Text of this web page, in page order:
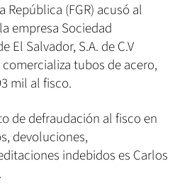
República (FGR) acusó al
empresa Sociedad
El Salvador, S.A. de C.V
tubos de acero,
mil al fisco.
de defraudación al fisco en
devoluciones,
indebidos es Carlos